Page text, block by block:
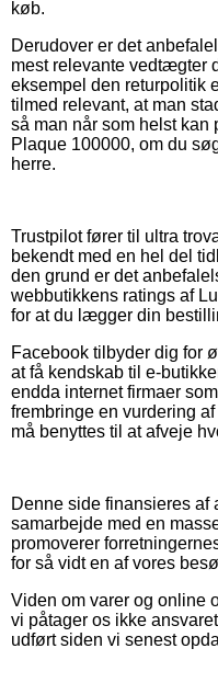
køb.
Derudover er det
mest relevante vedtægter
eksempel den returpolitik
tilmed relevant, at man
så man når som helst kan
Plaque 100000, om du
herre.
Trustpilot fører til ultra
bekendt med en hel del
den grund er det
webbutikkens ratings af
for at du lægger din
Facebook tilbyder dig for
at få kendskab til e-
endda internet firmaer
frembringe en vurdering
må benyttes til at afveje
Denne side finansieres af
samarbejde med en
promoverer
for så vidt en af vores
Viden om varer og online
vi påtager os ikke
udført siden vi senest